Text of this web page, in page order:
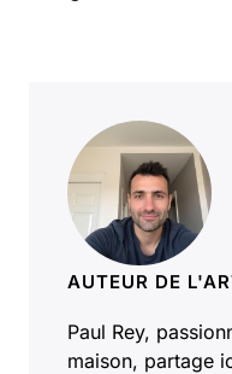
AUTEUR DE
Paul Rey,
maison, partage